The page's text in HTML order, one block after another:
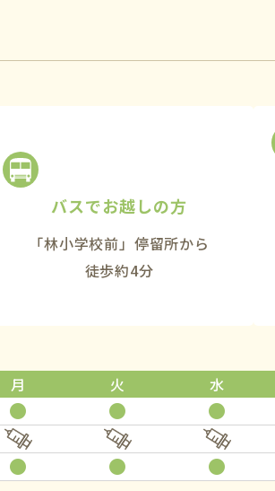
バスでお越しの方
「林小学校前」停留所から
徒歩約4分
月 火 水
● ● ●
● ● ●